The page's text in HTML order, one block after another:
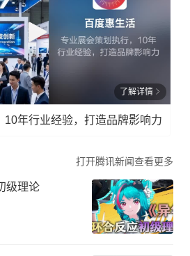
了解详情
10年行业经验，打造品牌影响力
打开腾讯新闻查看更多
级理论